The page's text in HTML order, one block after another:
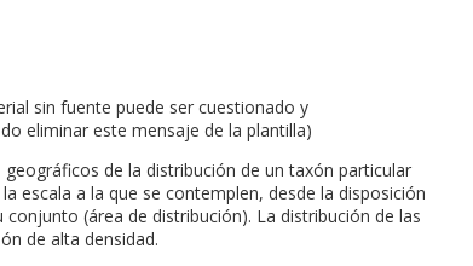
sin fuente puede ser cuestionado y
eliminar este mensaje de la plantilla)
de la distribución de un taxón particular
escala a la que se contemplen, desde la disposición
(área de distribución). La distribución de las
de alta densidad.